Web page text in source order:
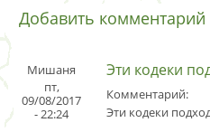
Добавить комментарий
Мишаня
пт,
09/08/2017
- 22:24
Эти кодеки
Комментарий:
Эти кодеки